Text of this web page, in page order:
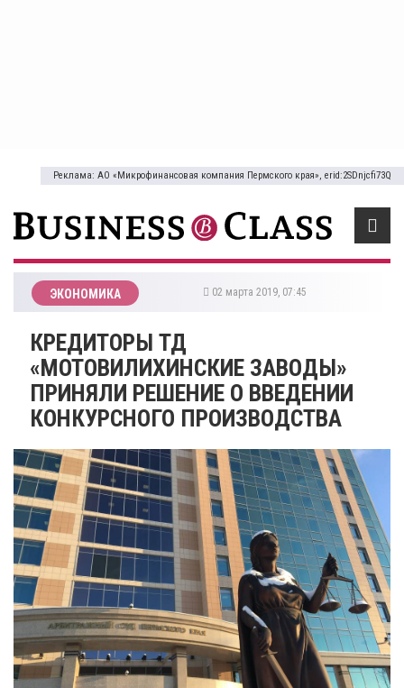
Реклама: АО «Микрофинансовая компания Пермского края», erid:2SDnjcfi73Q
ЭКОНОМИКА 02 марта 2019, 07:45
КРЕДИТОРЫ ТД
«МОТОВИЛИХИНСКИЕ ЗАВОДЫ»
ПРИНЯЛИ РЕШЕНИЕ О ВВЕДЕНИИ
КОНКУРСНОГО ПРОИЗВОДСТВА